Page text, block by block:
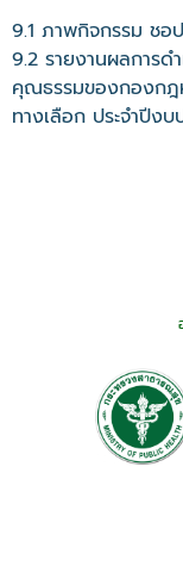
9.1 ภาพกิจกรรม ชอ
9.2 รายงานผลการด
คุณธรรมของกองกฎ
ทางเลือก ประจำปีง